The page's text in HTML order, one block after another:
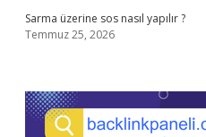
Sarma üzerine sos nasıl yapılır ?
Temmuz 25, 2026